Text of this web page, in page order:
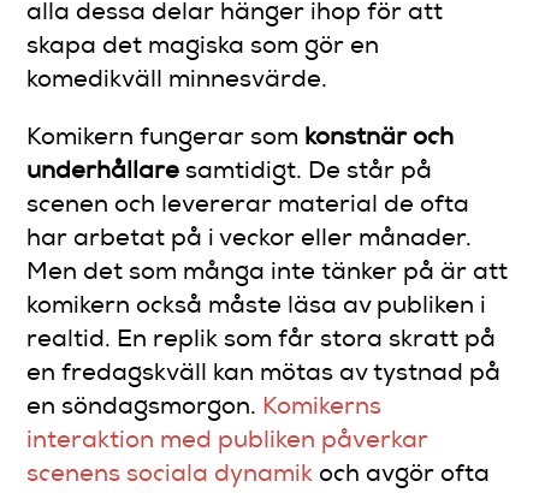
alla dessa delar hänger ihop för att
skapa det magiska som gör en
komedikväll minnesvärde.
Komikern fungerar som konstnär och
underhållare samtidigt. De står på
scenen och levererar material de ofta
har arbetat på i veckor eller månader.
Men det som många inte tänker på är att
komikern också måste läsa av publiken i
realtid. En replik som får stora skratt på
en fredagskväll kan mötas av tystnad på
en söndagsmorgon. Komikerns
interaktion med publiken påverkar
scenens sociala dynamik och avgör ofta